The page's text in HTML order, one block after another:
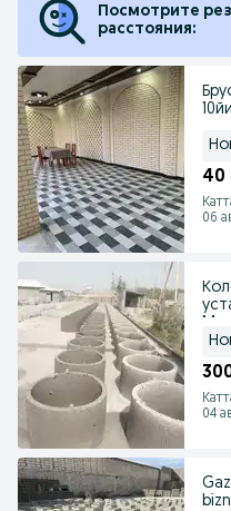
Посмотрите
расстояния:
40
06
04